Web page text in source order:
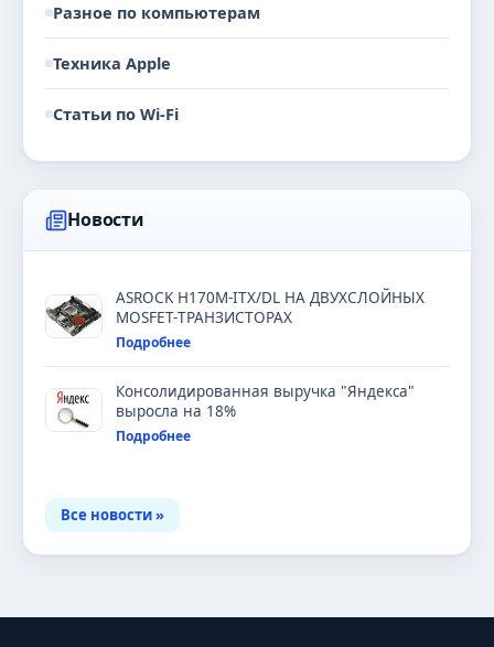
Разное по компьютерам
Техника Apple
Статьи по Wi-Fi
Новости
ASROCK H170M-ITX/DL НА ДВУХСЛОЙНЫХ
MOSFET-ТРАНЗИСТОРАХ
Подробнее
Консолидированная выручка "Яндекса"
выросла на 18%
Подробнее
Все новости »